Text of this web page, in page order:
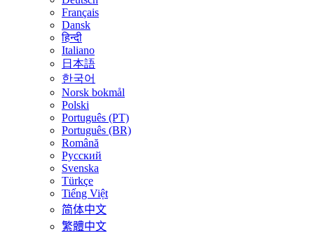
Français
Dansk
हिन्दी
Italiano
日本語
한국어
Norsk bokmål
Polski
Português (PT)
Português (BR)
Română
Русский
Svenska
Türkçe
Tiếng Việt
简体中文
繁體中文